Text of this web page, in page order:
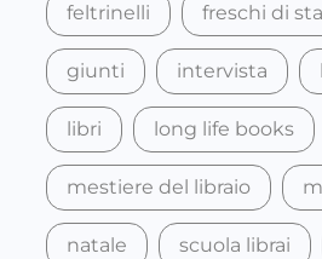
feltrinelli freschi di
giunti intervista
libri long life books
mestiere del libraio
natale scuola librai